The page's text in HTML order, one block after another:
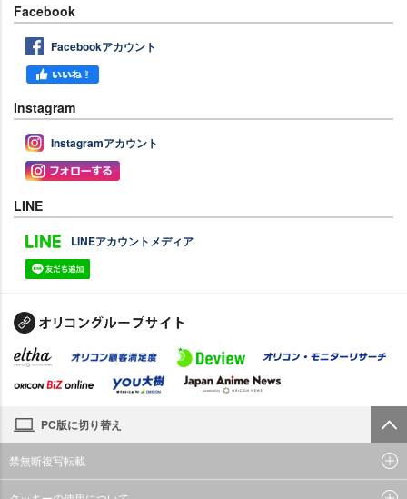
Facebook
Facebookアカウント
Instagram
Instagramアカウント
LINE
LINEアカウントメディア
PC版に切り替え
禁無断複写転載